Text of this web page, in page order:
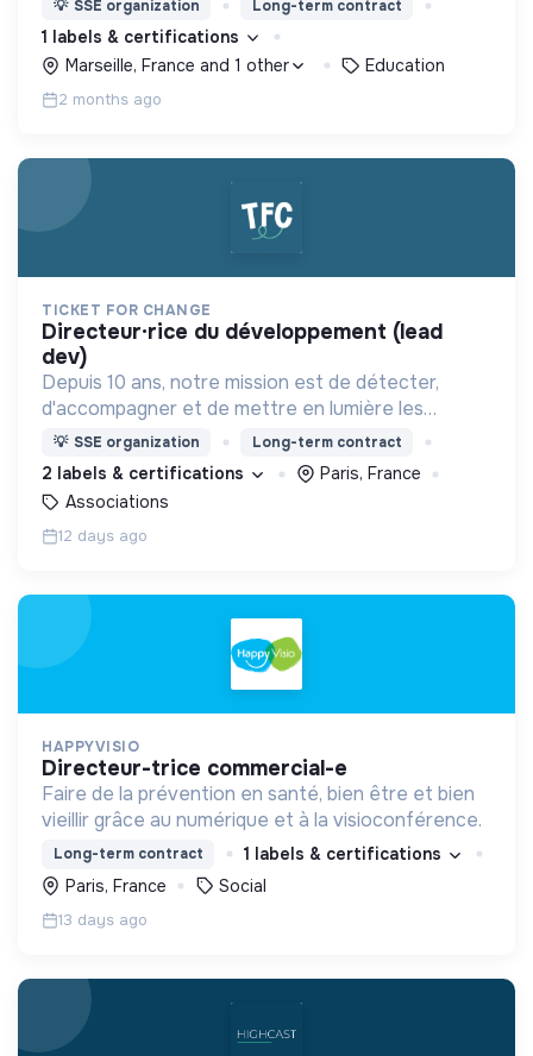
💡 SSE organization Long-term contract
1 labels & certifications
Marseille, France and 1 other
Education
2 months ago
TICKET FOR CHANGE
directeur·rice du développement (lead
dev)
Depuis 10 ans, notre mission est de détecter,
d'accompagner et de mettre en lumière les
pionniers du monde de demain !
💡 SSE organization Long-term contract
2 labels & certifications
Paris, France
Associations
12 days ago
HAPPYVISIO
directeur-trice commercial-e
Faire de la prévention en santé, bien être et bien
vieillir grâce au numérique et à la visioconférence.
Long-term contract
1 labels & certifications
Paris, France
Social
13 days ago